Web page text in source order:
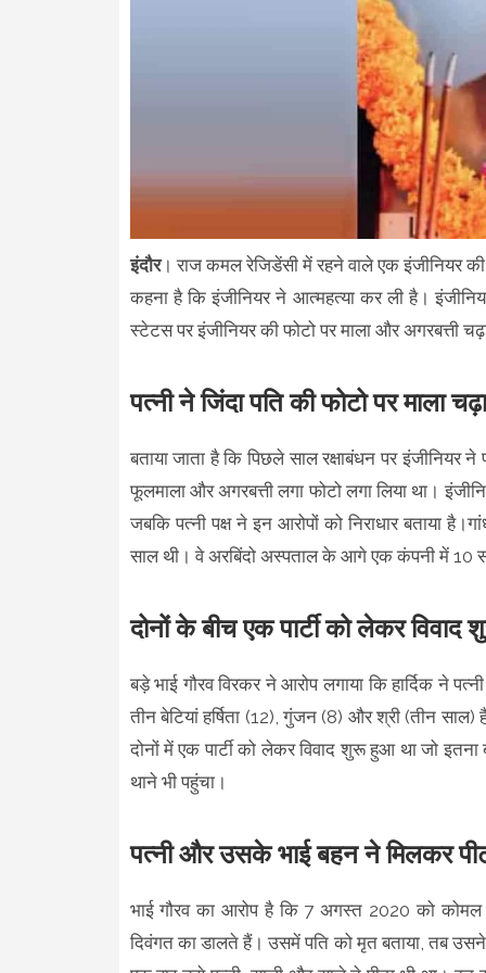
इंदौर। राज कमल रेजिडेंसी में रहने वाले एक इंजीनियर की
कहना है कि इंजीनियर ने आत्महत्या कर ली है।
स्टेटस पर इंजीनियर की फोटो पर माला और अगरबत्ती
पत्नी ने जिंदा पति की फोटो पर माला
बताया जाता है कि पिछले साल रक्षाबंधन पर
फूलमाला और अगरबत्ती लगा फोटो लगा लिया था।
जबकि पत्नी पक्ष ने इन आरोपों को निराधार बताया
साल थी। वे अरबिंदो अस्पताल के आगे एक कंपनी में 10
दोनों के बीच एक पार्टी को लेकर
बड़े भाई गौरव विरकर ने आरोप लगाया कि हार्दिक ने
तीन बेटियां हर्षिता (12), गुंजन (8) और श्री (तीन
दोनों में एक पार्टी को लेकर विवाद शुरू हुआ था जो
थाने भी पहुंचा।
पत्नी और उसके भाई बहन ने मिलकर
भाई गौरव का आरोप है कि 7 अगस्त 2020 को कोमल
दिवंगत का डालते हैं। उसमें पति को मृत बताया, तब